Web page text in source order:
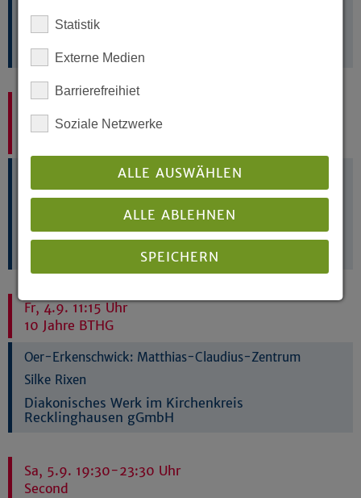
Weitere Informationen.
Ev. Erwachsenen- und Familienbildung Westfalen
und Lippe e. V.
Der rote Faden im Gespräch - Aufbaukurs für die
Willkommen bei der Ev. Erwachsenen- und
Familienbildung Westfalen und Lippe e. V. Den
Veranstaltungsort entnehmen Sie bitte dem Bereich
Weitere Informationen.
Ev. Erwachsenen- und Familienbildung Westfalen
Fr, 4.9. 11:15 Uhr
10 Jahre BTHG
Oer-Erkenschwick: Matthias-Claudius-Zentrum
Silke Rixen
Diakonisches Werk im Kirchenkreis
Recklinghausen gGmbH
Sa, 5.9. 19:30-23:30 Uhr
Second
Statistik
Externe Medien
Barrierefreihiet
Soziale Netzwerke
ALLE AUSWÄHLEN
ALLE ABLEHNEN
SPEICHERN